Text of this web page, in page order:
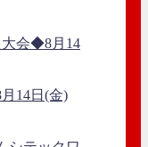
14日(金)